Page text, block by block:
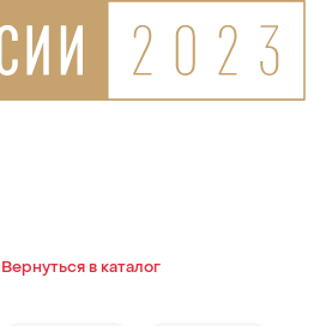
Вернуться в каталог